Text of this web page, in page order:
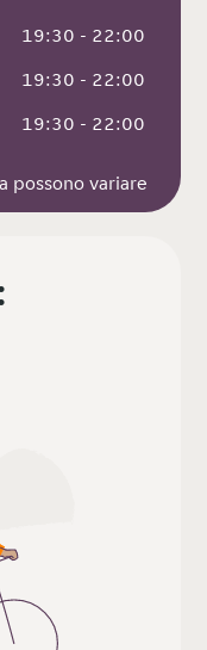
19:30 - 22:00
19:30 - 22:00
19:30 - 22:00
possono variare